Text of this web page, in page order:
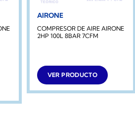
AIRONE
COMPRESOR DE AIRE AIRONE
2HP 100L 8BAR 7CFM
VER PRODUCTO